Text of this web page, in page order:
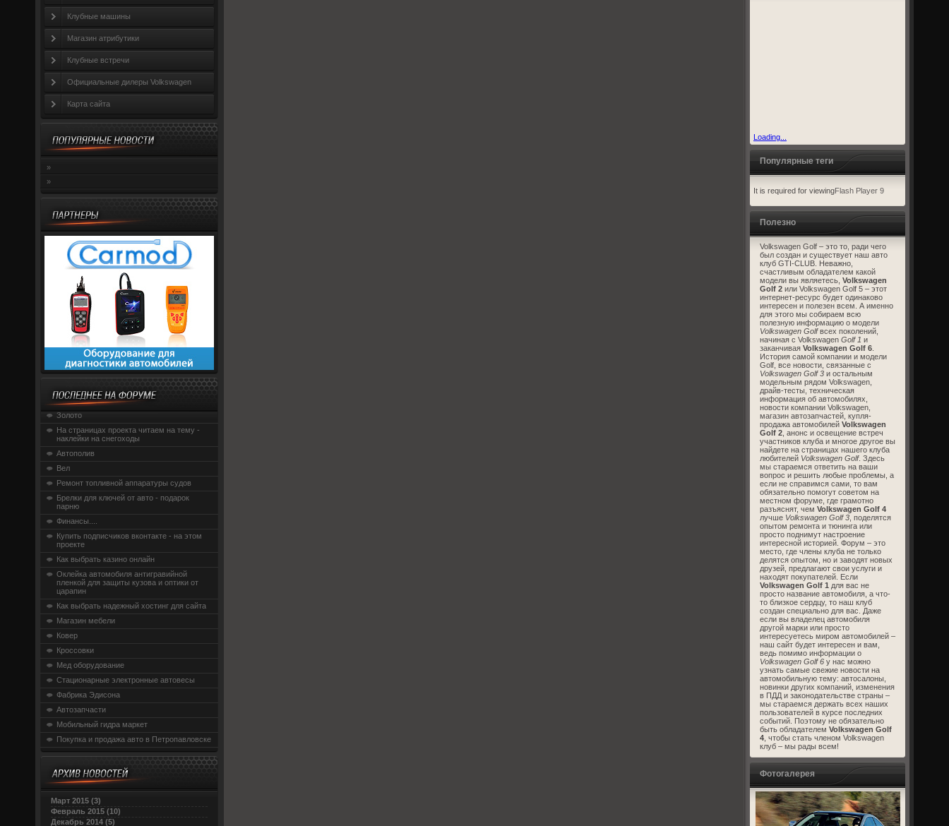
Клубные машины
Магазин атрибутики
Клубные встречи
Официальные дилеры Volkswagen
Карта сайта
»
»
Золото
На страницах проекта читаем на тему -
наклейки на снегоходы
Автополив
Вел
Ремонт топливной аппаратуры судов
Брелки для ключей от авто - подарок
парню
Финансы....
Купить подписчиков вконтакте - на этом
проекте
Как выбрать казино онлайн
Оклейка автомобиля антигравийной
пленкой для защиты кузова и оптики от
царапин
Как выбрать надежный хостинг для сайта
Магазин мебели
Ковер
Кроссовки
Мед оборудование
Стационарные электронные автовесы
Фабрика Эдисона
Автозапчасти
Мобильный гидра маркет
Покупка и продажа авто в Петропавловске
Март 2015 (3)
Февраль 2015 (10)
Декабрь 2014 (5)
Loading...
Популярные теги
It is required for viewingFlash Player 9
Полезно
Volkswagen Golf – это то, ради чего
был создан и существует наш авто
клуб GTI-CLUB. Неважно,
счастливым обладателем какой
модели вы являетесь, Volkswagen
Golf 2 или Volkswagen Golf 5 – этот
интернет-ресурс будет одинаково
интересен и полезен всем. А именно
для этого мы собираем всю
полезную информацию о модели
Volkswagen Golfвсех поколений,
начиная с Volkswagen Golf 1 и
заканчивая Volkswagen Golf 6
История самой компании и модели
Golf, все новости, связанные с
Volkswagen Golf 3 и остальным
модельным рядом Volkswagen,
драйв-тесты, техническая
информация об автомобилях,
новости компании Volkswagen,
магазин автозапчастей, купля-
продажа автомобилей Volkswagen
Golf 2 , анонс и освещение встреч
участников клуба и многое другое вы
найдете на страницах нашего клуба
любителей Volkswagen Golf. Здесь
мы стараемся ответить на ваши
вопрос и решить любые проблемы, а
если не справимся сами, то вам
обязательно помогут советом на
местном форуме, где грамотно
разъяснят, чем Volkswagen Golf 4
лучше Volkswagen Golf 3 , поделятся
опытом ремонта и тюнинга или
просто поднимут настроение
интересной историей. Форум – это
место, где члены клуба не только
делятся опытом, но и заводят новых
друзей, предлагают свои услуги и
находят покупателей. Если
Volkswagen Golf 1 для вас не
просто название автомобиля, а что-
то близкое сердцу, то наш клуб
создан специально для вас. Даже
если вы владелец автомобиля
другой марки или просто
интересуетесь миром автомобилей –
наш сайт будет интересен и вам,
ведь помимо информации о
Volkswagen Golf 6 у нас можно
узнать самые свежие новости на
автомобильную тему: автосалоны,
новинки других компаний, изменения
в ПДД и законодательстве страны –
мы стараемся держать всех наших
пользователей в курсе последних
событий. Поэтому не обязательно
быть обладателем Volkswagen Golf
4 , чтобы стать членом Volkswagen
клуб – мы рады всем!
Фотогалерея